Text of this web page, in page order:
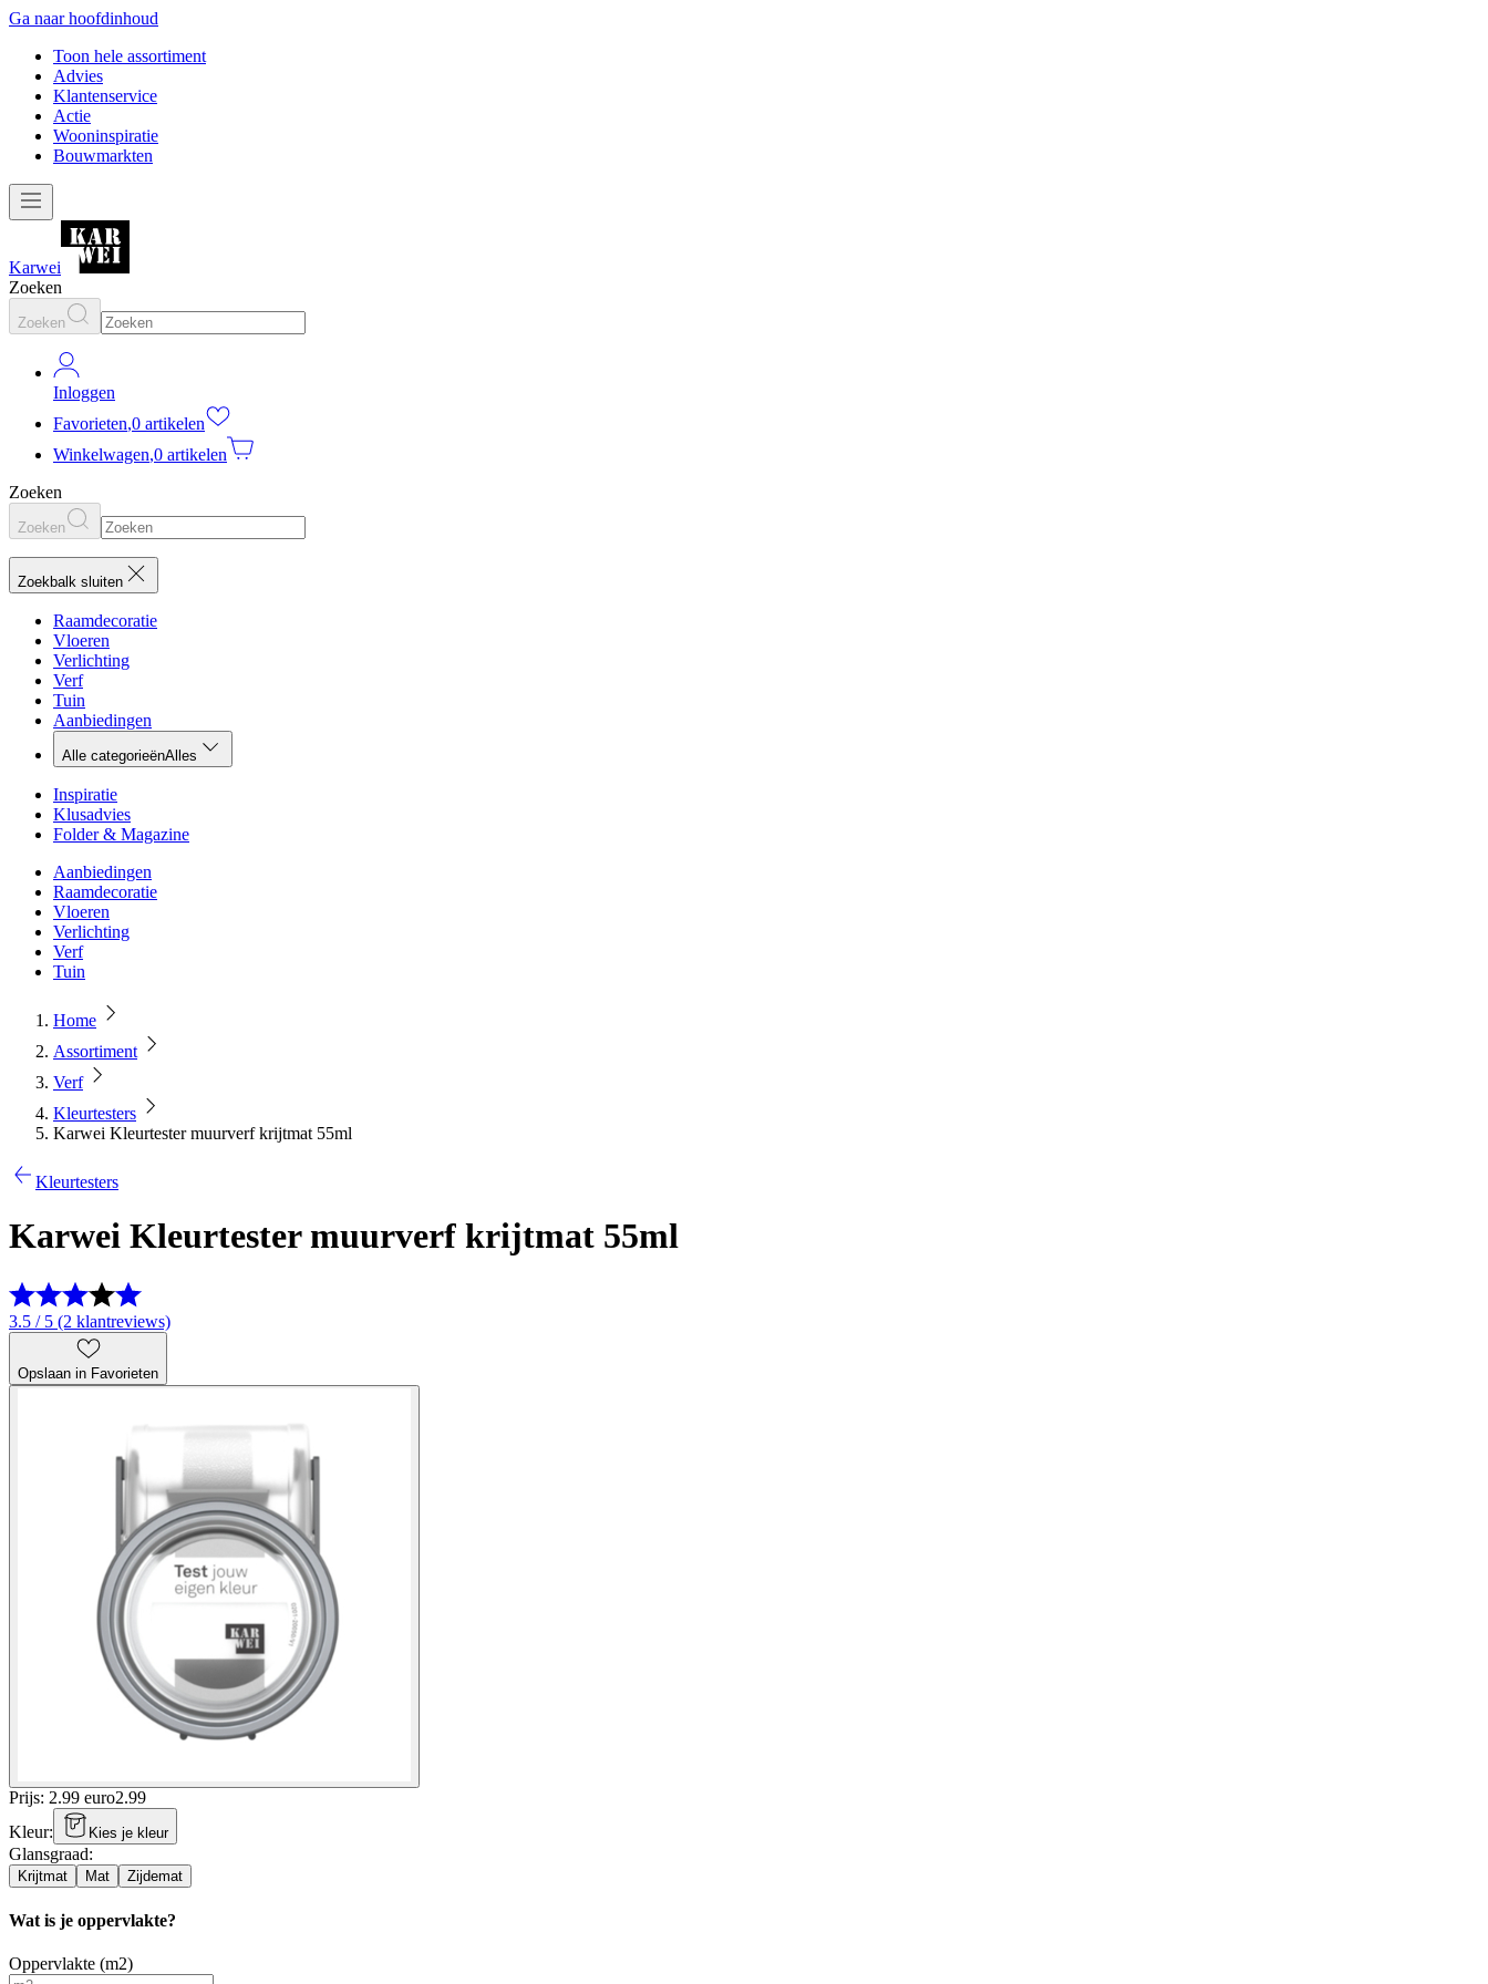
Ga naar hoofdinhoud
Toon hele assortiment
Advies
Klantenservice
Actie
Wooninspiratie
Bouwmarkten
Karwei
Zoeken
Zoeken
Inloggen
Favorieten,0 artikelen
Winkelwagen,0 artikelen
Zoeken
Zoeken
Zoekbalk sluiten
Raamdecoratie
Vloeren
Verlichting
Verf
Tuin
Aanbiedingen
Alle categorieënAlles
Inspiratie
Klusadvies
Folder & Magazine
Aanbiedingen
Raamdecoratie
Vloeren
Verlichting
Verf
Tuin
Home
Assortiment
Verf
Kleurtesters
Karwei Kleurtester muurverf krijtmat 55ml
Kleurtesters
Karwei Kleurtester muurverf krijtmat 55ml
3.5 / 5 (2 klantreviews)
Opslaan in Favorieten
Prijs: 2.99 euro2.99
Kleur: Kies je kleur
Glansgraad:
Krijtmat Mat Zijdemat
Wat is je oppervlakte?
Oppervlakte (m2)